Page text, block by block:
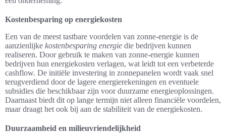
Kostenbesparing op energiekosten
Een van de meest tastbare voordelen van zonne-energie is de
aanzienlijke kostenbesparing energie die bedrijven kunnen
realiseren. Door gebruik te maken van zonne-energie kunnen
bedrijven hun energiekosten verlagen, wat leidt tot een verbeterde
cashflow. De initiële investering in zonnepanelen wordt vaak snel
terugverdiend door de lagere energierekeningen en eventuele
subsidies die beschikbaar zijn voor duurzame energieoplossingen.
Daarnaast biedt dit op lange termijn niet alleen financiële voordelen,
maar draagt het ook bij aan de stabiliteit van de energiekosten.
Duurzaamheid en milieuvriendelijkheid